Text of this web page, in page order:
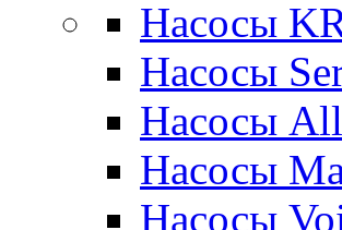
Насосы
Насосы
Насосы
Насосы
Насосы